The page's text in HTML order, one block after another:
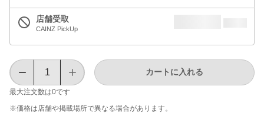
店舗受取
CAINZ PickUp
最大注文数は0です
カートに入れる
※価格は​店舗や​掲載場所で​異なる​場合が​あります。